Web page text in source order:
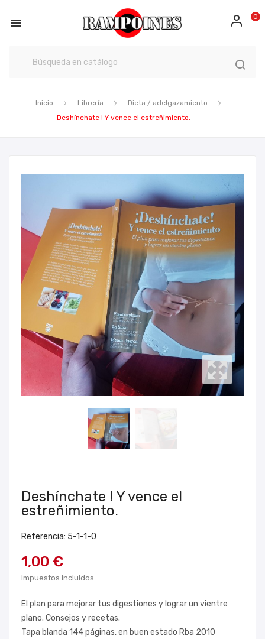
 0
Inicio Librería
Dieta / adelgazamiento
Deshínchate ! Y vence el estreñimiento.
Deshínchate ! Y vence el
estreñimiento.
Referencia: 5-1-1-0
1,00 €
Impuestos incluidos
El plan para mejorar tus digestiones y lograr un vientre
plano. Consejos y recetas.
Tapa blanda 144 páginas, en buen estado Rba 2010